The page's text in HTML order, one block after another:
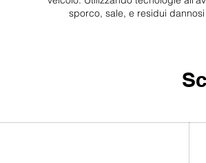
sporco, sale, e residui